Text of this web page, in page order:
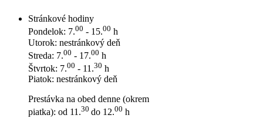
Stránkové hodiny
Pondelok: 7.00 - 15.00 h
Utorok: nestránkový deň
Streda: 7.00 - 17.00 h
Štvrtok: 7.00 - 11.30 h
Piatok: nestránkový deň
Prestávka na obed denne (okrem
piatka): od 11.30 do 12.00 h